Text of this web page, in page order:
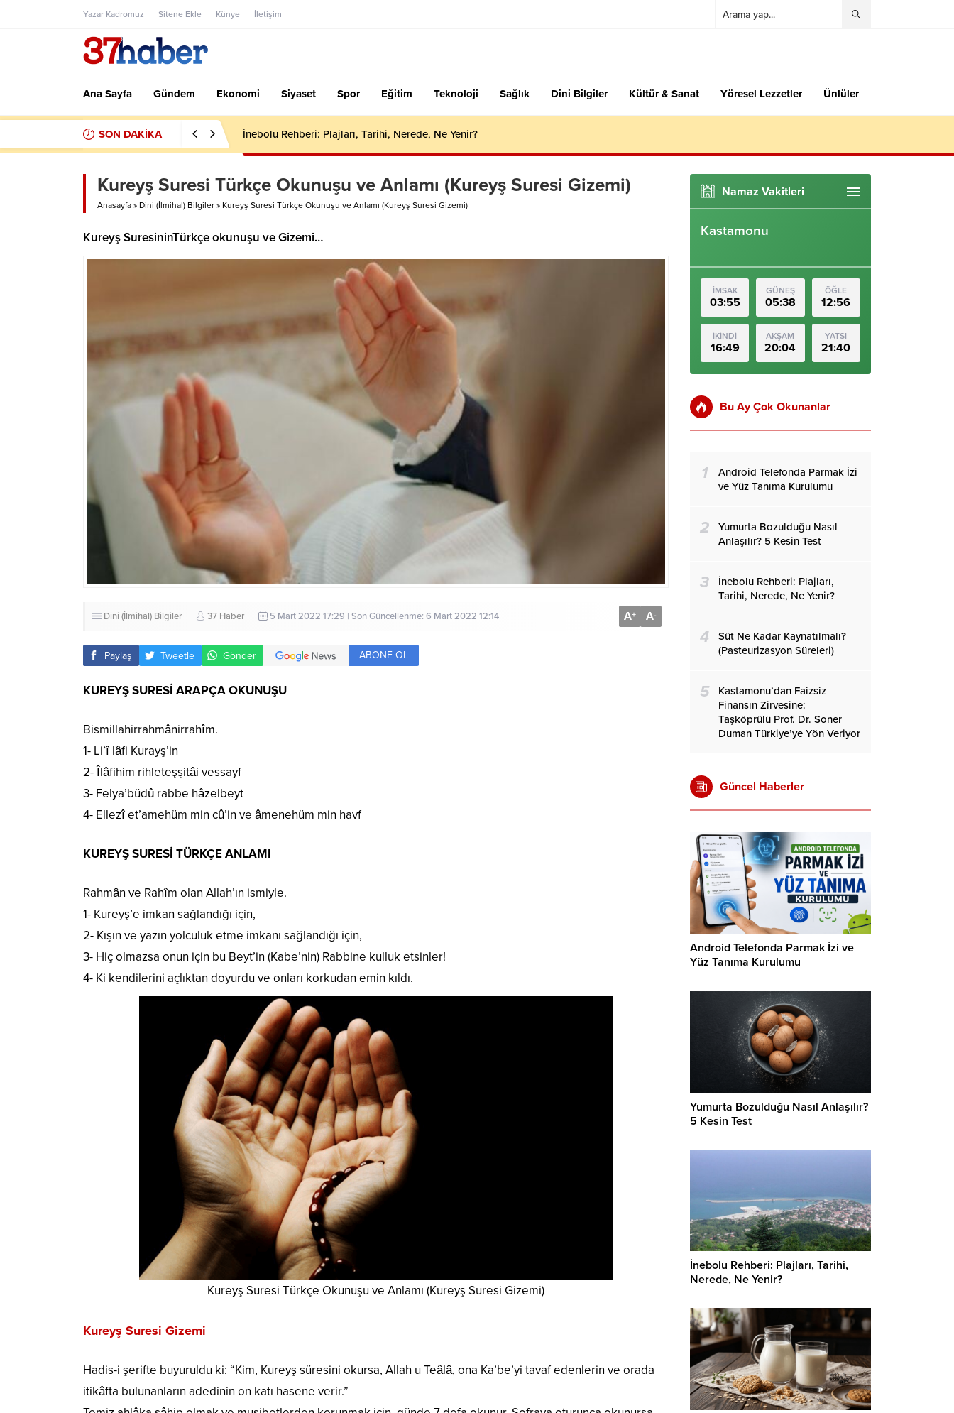
Yazar Kadromuz Sitene Ekle Künye İletişim
Ana Sayfa Gündem Ekonomi Siyaset Spor Eğitim Teknoloji Sağlık Dini Bilgiler Kültür & Sanat Yöresel Lezzetler Ünlüler
SON DAKİKA İnebolu Rehberi: Plajları, Tarihi, Nerede, Ne Yenir?
Kureyş Suresi Türkçe Okunuşu ve Anlamı (Kureyş Suresi Gizemi)
Anasayfa » Dini (İlmihal) Bilgiler » Kureyş Suresi Türkçe Okunuşu ve Anlamı (Kureyş Suresi Gizemi)
Kureyş SuresininTürkçe okunuşu ve Gizemi…
Dini (İlmihal) Bilgiler 37 Haber 5 Mart 2022 17:29 | Son Güncellenme: 6 Mart 2022 12:14 A+ A-
Paylaş Tweetle Gönder ABONE OL
KUREYŞ SURESİ ARAPÇA OKUNUŞU
Bismillahirrahmânirrahîm.
1- Li’î lâfi Kurayş’in
2- Îlâfihim rihleteşşitâi vessayf
3- Felya’büdû rabbe hâzelbeyt
4- Ellezî et’amehüm min cû’in ve âmenehüm min havf
KUREYŞ SURESİ TÜRKÇE ANLAMI
Rahmân ve Rahîm olan Allah’ın ismiyle.
1- Kureyş’e imkan sağlandığı için,
2- Kışın ve yazın yolculuk etme imkanı sağlandığı için,
3- Hiç olmazsa onun için bu Beyt’in (Kabe’nin) Rabbine kulluk etsinler!
4- Ki kendilerini açlıktan doyurdu ve onları korkudan emin kıldı.
Kureyş Suresi Türkçe Okunuşu ve Anlamı (Kureyş Suresi Gizemi)
Kureyş Suresi Gizemi
Hadis-i şerifte buyuruldu ki: “Kim, Kureyş süresini okursa, Allah u Teâlâ, ona Ka’be’yi tavaf edenlerin ve orada
itikâfta bulunanların adedinin on katı hasene verir.”
Namaz Vakitleri
Kastamonu
İMSAK
03:55
GÜNEŞ
05:38
ÖĞLE
12:56
İKİNDİ
16:49
AKŞAM
20:04
YATSI
21:40
Bu Ay Çok Okunanlar
1
Android Telefonda Parmak İzi
ve Yüz Tanıma Kurulumu
2
Yumurta Bozulduğu Nasıl
Anlaşılır? 5 Kesin Test
3
İnebolu Rehberi: Plajları,
Tarihi, Nerede, Ne Yenir?
4
Süt Ne Kadar Kaynatılmalı?
(Pasteurizasyon Süreleri)
5
Kastamonu’dan Faizsiz
Finansın Zirvesine:
Taşköprülü Prof. Dr. Soner
Duman Türkiye’ye Yön Veriyor
Güncel Haberler
Android Telefonda Parmak İzi ve
Yüz Tanıma Kurulumu
Yumurta Bozulduğu Nasıl Anlaşılır?
5 Kesin Test
İnebolu Rehberi: Plajları, Tarihi,
Nerede, Ne Yenir?